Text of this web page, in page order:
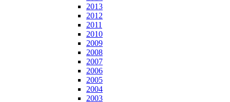
2013
2012
2011
2010
2009
2008
2007
2006
2005
2004
2003